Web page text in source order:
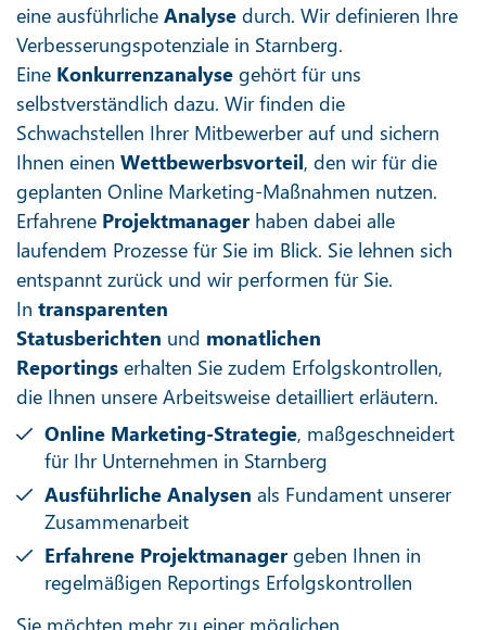
eine ausführliche Analyse durch. Wir definieren Ihre
Verbesserungspotenziale in Starnberg.
Eine Konkurrenzanalyse gehört für uns
selbstverständlich dazu. Wir finden die
Schwachstellen Ihrer Mitbewerber auf und sichern
Ihnen einen Wettbewerbsvorteil, den wir für die
geplanten Online Marketing-Maßnahmen nutzen.
Erfahrene Projektmanager haben dabei alle
laufendem Prozesse für Sie im Blick. Sie lehnen sich
entspannt zurück und wir performen für Sie.
In transparenten
Statusberichten und monatlichen
Reportings erhalten Sie zudem Erfolgskontrollen,
die Ihnen unsere Arbeitsweise detailliert erläutern.
Online Marketing-Strategie, maßgeschneidert
für Ihr Unternehmen in Starnberg
Ausführliche Analysen als Fundament unserer
Zusammenarbeit
Erfahrene Projektmanager geben Ihnen in
regelmäßigen Reportings Erfolgskontrollen
Sie möchten mehr zu einer möglichen